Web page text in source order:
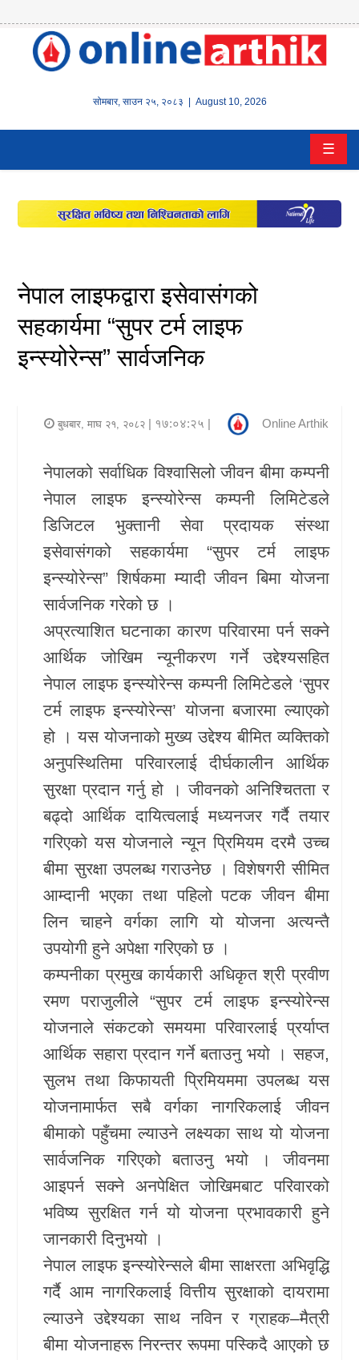
सोमबार, साउन २५, २०८३ | August 10, 2026
होम
वित्त
इन्स्योरेन्स
पूँजीबजार
अटो
कला
भिडियो
अन्य
समाचार
सूचना
प्रविधि
शिक्षा
स्वास्थ्य
खेलकुद
Unicode
☰
नेपाल लाइफद्वारा इसेवासंगको
सहकार्यमा “सुपर टर्म लाइफ
इन्स्योरेन्स” सार्वजनिक
बुधबार, माघ २१, २०८२ | १७:०४:२५ | Online Arthik
नेपालको सर्वाधिक विश्वासिलो जीवन बीमा कम्पनी
नेपाल लाइफ इन्स्योरेन्स कम्पनी लिमिटेडले
डिजिटल भुक्तानी सेवा प्रदायक संस्था
इसेवासंगको सहकार्यमा “सुपर टर्म लाइफ
इन्स्योरेन्स” शिर्षकमा म्यादी जीवन बिमा योजना
सार्वजनिक गरेको छ ।
अप्रत्याशित घटनाका कारण परिवारमा पर्न सक्ने
आर्थिक जोखिम न्यूनीकरण गर्ने उद्देश्यसहित
नेपाल लाइफ इन्स्योरेन्स कम्पनी लिमिटेडले ‘सुपर
टर्म लाइफ इन्स्योरेन्स’ योजना बजारमा ल्याएको
हो । यस योजनाको मुख्य उद्देश्य बीमित व्यक्तिको
अनुपस्थितिमा परिवारलाई दीर्घकालीन आर्थिक
सुरक्षा प्रदान गर्नु हो । जीवनको अनिश्चितता र
बढ्दो आर्थिक दायित्वलाई मध्यनजर गर्दै तयार
गरिएको यस योजनाले न्यून प्रिमियम दरमै उच्च
बीमा सुरक्षा उपलब्ध गराउनेछ । विशेषगरी सीमित
आम्दानी भएका तथा पहिलो पटक जीवन बीमा
लिन चाहने वर्गका लागि यो योजना अत्यन्तै
उपयोगी हुने अपेक्षा गरिएको छ ।
कम्पनीका प्रमुख कार्यकारी अधिकृत श्री प्रवीण
रमण पराजुलीले “सुपर टर्म लाइफ इन्स्योरेन्स
योजनाले संकटको समयमा परिवारलाई प्रर्याप्त
आर्थिक सहारा प्रदान गर्ने बताउनु भयो । सहज,
सुलभ तथा किफायती प्रिमियममा उपलब्ध यस
योजनामार्फत सबै वर्गका नागरिकलाई जीवन
बीमाको पहुँचमा ल्याउने लक्ष्यका साथ यो योजना
सार्वजनिक गरिएको बताउनु भयो । जीवनमा
आइपर्न सक्ने अनपेक्षित जोखिमबाट परिवारको
भविष्य सुरक्षित गर्न यो योजना प्रभावकारी हुने
जानकारी दिनुभयो ।
नेपाल लाइफ इन्स्योरेन्सले बीमा साक्षरता अभिवृद्धि
गर्दै आम नागरिकलाई वित्तीय सुरक्षाको दायरामा
ल्याउने उद्देश्यका साथ नविन र ग्राहक–मैत्री
बीमा योजनाहरू निरन्तर रूपमा पस्किदै आएको छ